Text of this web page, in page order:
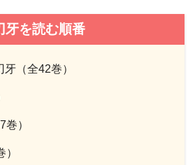
牙を読む順番
（全42巻）
）